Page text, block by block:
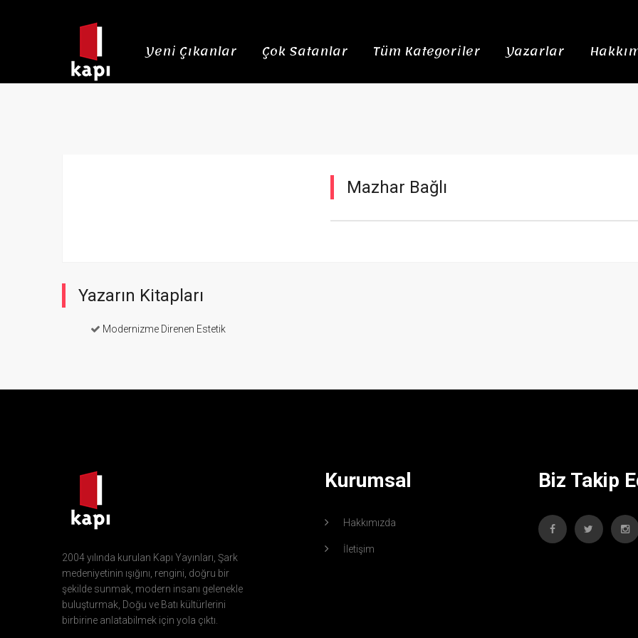
Yeni Çıkanlar Çok Satanlar Tüm Kategoriler Yazarlar
Mazhar Bağlı
Yazarın Kitapları
Modernizme Direnen Estetik
2004 yılında kurulan Kapı Yayınları, Şark
medeniyetinin ışığını, rengini, doğru bir
şekilde sunmak, modern insanı gelenekle
buluşturmak, Doğu ve Batı kültürlerini
birbirine anlatabilmek için yola çıktı.
Kurumsal
Hakkımızda
İletişim
Biz Takip